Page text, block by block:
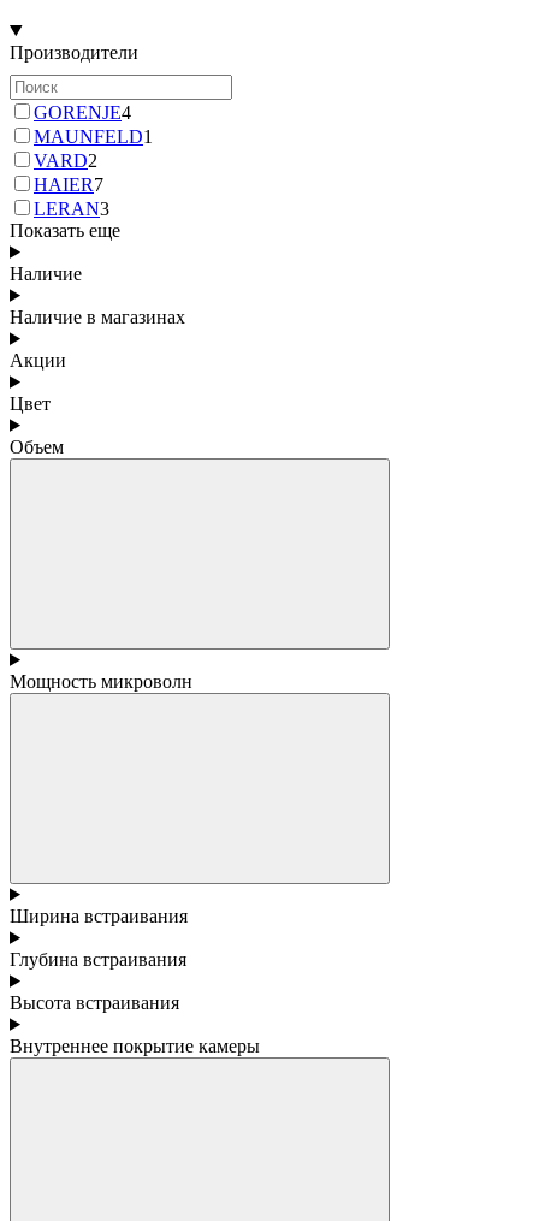
Производители
GORENJE4
MAUNFELD1
VARD2
HAIER7
LERAN3
Показать еще
Наличие
Наличие в магазинах
Акции
Цвет
Объем
Мощность микроволн
Ширина встраивания
Глубина встраивания
Высота встраивания
Внутреннее покрытие камеры